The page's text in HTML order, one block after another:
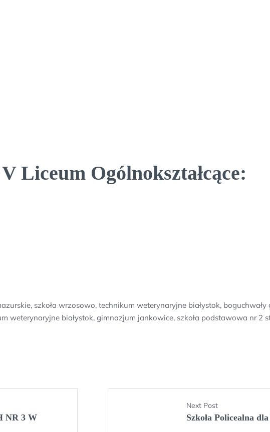
Liceum Ogólnokształcące:
szkoła wrzosowo, technikum weterynaryjne białystok, boguchwały
weterynaryjne białystok, gimnazjum jankowice, szkoła podstawowa nr 2
NR 3 W
Next Post
Szkoła Policealna